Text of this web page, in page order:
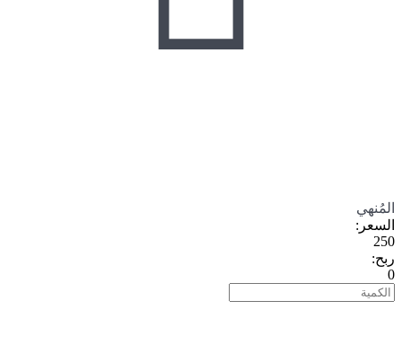
المُنهي
السعر :
250
ربح:
0